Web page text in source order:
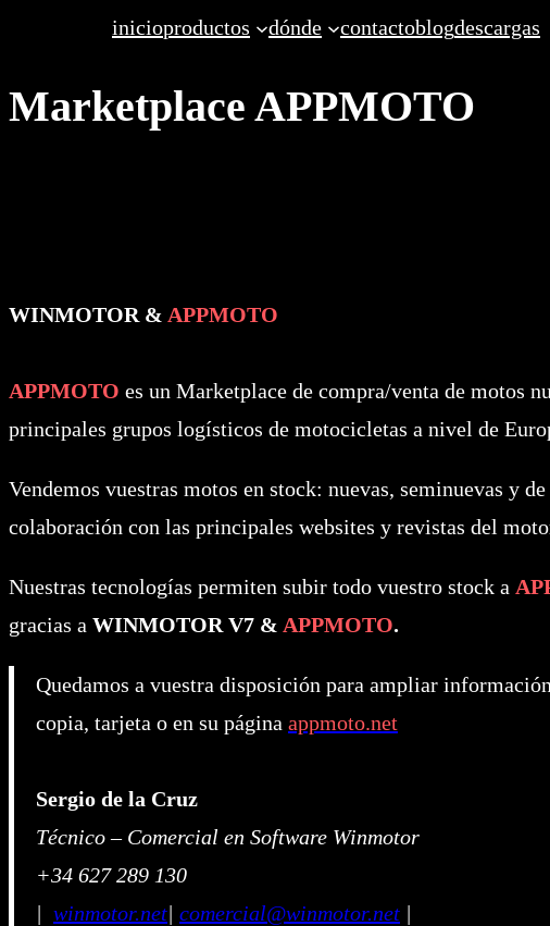
contenido
inicioproductos dónde contactoblogdescargas
Marketplace APPMOTO
WINMOTOR & APPMOTO
APPMOTO es un Marketplace de compra/venta de motos
principales grupos logísticos de motocicletas a nivel de
Vendemos vuestras motos en stock: nuevas, seminuevas y
colaboración con las principales websites y revistas del
Nuestras tecnologías permiten subir todo vuestro stock a
gracias a WINMOTOR V7 & APPMOTO.
Quedamos a vuestra disposición para ampliar
copia, tarjeta o en su página appmoto.net
Sergio de la Cruz
Técnico – Comercial en Software Winmotor
+34 627 289 130
| winmotor.net| comercial@winmotor.net |